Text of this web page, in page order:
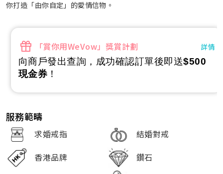
你打造「由你自定」的愛情信物。
「賞你用WeVow」獎賞計劃 詳情
向商戶發出查詢，成功確認訂單後即送$500
現金券 ！
服務範疇
求婚戒指
結婚對戒
香港品牌
鑽石